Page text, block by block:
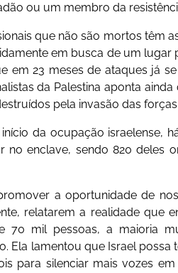
ou um membro da
que não são mortos têm
em busca de um lugar
em 23 meses de ataques já
da Palestina aponta
pela invasão das
da ocupação israelense,
no enclave, sendo 820 deles
a oportunidade de
relatarem a realidade que
70 mil pessoas, a maioria
Ela lamentou que Israel
para silenciar mais vozes